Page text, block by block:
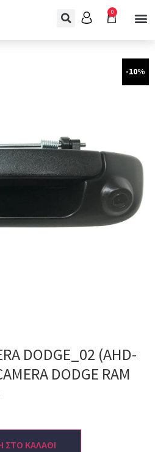
0
-10%
DODGE_02 (AHD-
DODGE RAM
ΣΤΟ ΚΑΛΑΘΙ